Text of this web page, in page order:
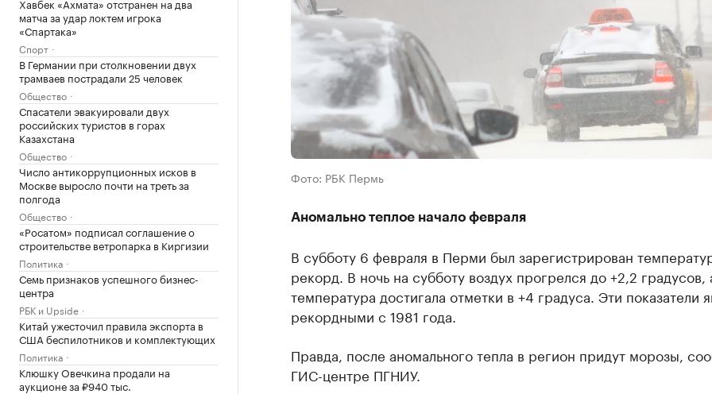
Хавбек «Ахмата» отстранен на два
матча за удар локтем игрока
«Спартака»
Спорт
В Германии при столкновении двух
трамваев пострадали 25 человек
Общество
Спасатели эвакуировали двух
российских туристов в горах
Казахстана
Общество
Число антикоррупционных исков в
Москве выросло почти на треть за
полгода
Общество
«Росатом» подписал соглашение о
строительстве ветропарка в Киргизии
Политика
Семь признаков успешного бизнес-
центра
РБК и Upside
Китай ужесточил правила экспорта в
США беспилотников и комплектующих
Политика
Клюшку Овечкина продали на
аукционе за ₽940 тыс.
Фото: РБК Пермь
Аномально теплое начало февраля
В субботу 6 февраля в Перми был зарегистрирован
рекорд. В ночь на субботу воздух прогрелся до +2,2 градусов,
температура достигала отметки в +4 градуса. Эти показатели
рекордными с 1981 года.
Правда, после аномального тепла в регион придут морозы,
ГИС-центре ПГНИУ.